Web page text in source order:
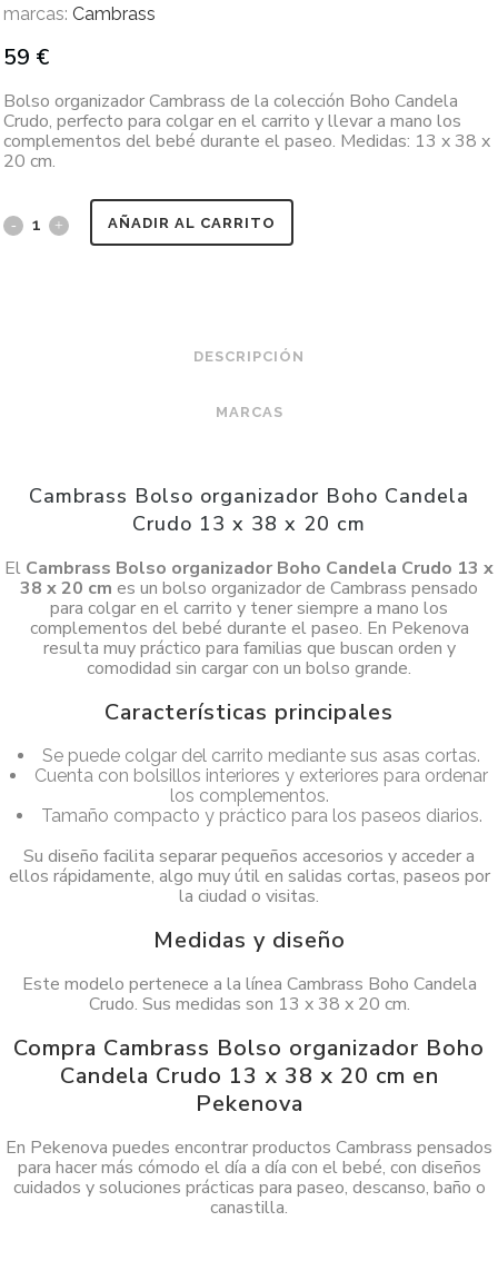
marcas: Cambrass
59 €
Bolso organizador Cambrass de la colección Boho Candela
Crudo, perfecto para colgar en el carrito y llevar a mano los
complementos del bebé durante el paseo. Medidas: 13 x 38 x
20 cm.
AÑADIR AL CARRITO
DESCRIPCIÓN
MARCAS
Cambrass Bolso organizador Boho Candela
Crudo 13 x 38 x 20 cm
El Cambrass Bolso organizador Boho Candela Crudo 13 x
38 x 20 cm es un bolso organizador de Cambrass pensado
para colgar en el carrito y tener siempre a mano los
complementos del bebé durante el paseo. En Pekenova
resulta muy práctico para familias que buscan orden y
comodidad sin cargar con un bolso grande.
Características principales
Se puede colgar del carrito mediante sus asas cortas.
Cuenta con bolsillos interiores y exteriores para ordenar
los complementos.
Tamaño compacto y práctico para los paseos diarios.
Su diseño facilita separar pequeños accesorios y acceder a
ellos rápidamente, algo muy útil en salidas cortas, paseos por
la ciudad o visitas.
Medidas y diseño
Este modelo pertenece a la línea Cambrass Boho Candela
Crudo. Sus medidas son 13 x 38 x 20 cm.
Compra Cambrass Bolso organizador Boho
Candela Crudo 13 x 38 x 20 cm en
Pekenova
En Pekenova puedes encontrar productos Cambrass pensados
para hacer más cómodo el día a día con el bebé, con diseños
cuidados y soluciones prácticas para paseo, descanso, baño o
canastilla.